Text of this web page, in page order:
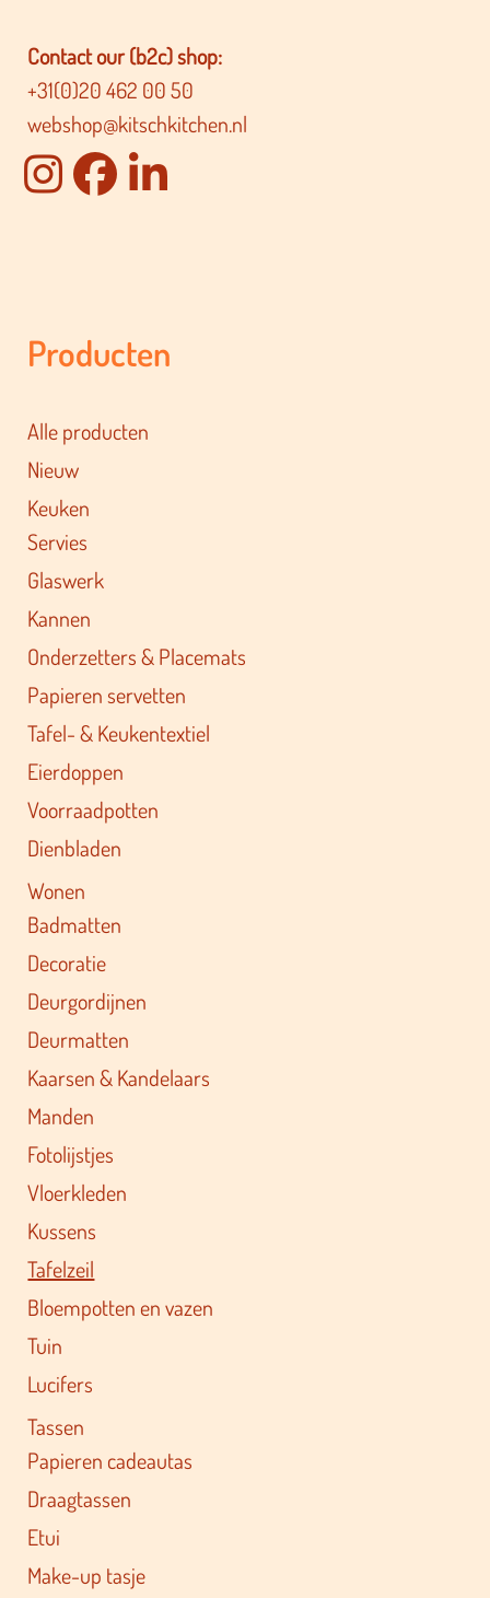
Contact our (b2c) shop:
+31(0)20 462 00 50
webshop@kitschkitchen.nl
Producten
Alle producten
Nieuw
Keuken
Servies
Glaswerk
Kannen
Onderzetters & Placemats
Papieren servetten
Tafel- & Keukentextiel
Eierdoppen
Voorraadpotten
Dienbladen
Wonen
Badmatten
Decoratie
Deurgordijnen
Deurmatten
Kaarsen & Kandelaars
Manden
Fotolijstjes
Vloerkleden
Kussens
Tafelzeil
Bloempotten en vazen
Tuin
Lucifers
Tassen
Papieren cadeautas
Draagtassen
Etui
Make-up tasje